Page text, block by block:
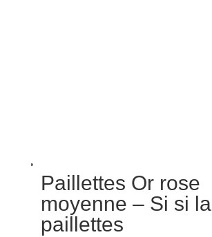
Paillettes Or rose
moyenne – Si si la
paillettes